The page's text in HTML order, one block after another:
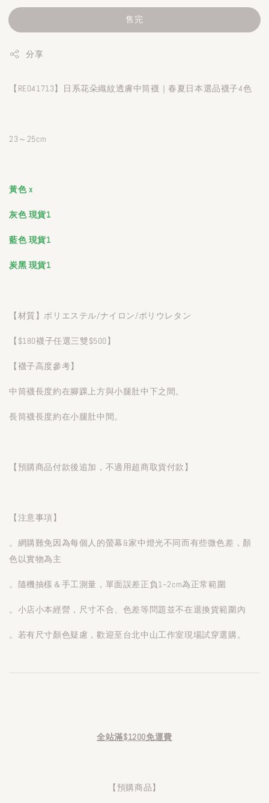
售完
分享
【RE041713】日系花朵織紋透膚中筒襪｜春夏日本選品襪子4色
23～25cm
黃色 x
灰色 現貨1
藍色 現貨1
炭黑 現貨1
【材質】ポリエステル/ナイロン/ポリウレタン
【$180襪子任選三雙$500】
【襪子高度參考】
中筒襪長度約在腳踝上方與小腿肚中下之間。
長筒襪長度約在小腿肚中間。
【預購商品付款後追加，不適用超商取貨付款】
【注意事項】
。網購難免因為每個人的螢幕&家中燈光不同而有些微色差，顏
色以實物為主
。隨機抽樣＆手工測量，單面誤差正負1~2cm為正常範圍
。小店小本經營，尺寸不合、色差等問題並不在退換貨範圍內
。若有尺寸顏色疑慮，歡迎至台北中山工作室現場試穿選購。
全站滿$1200免運費
【預購商品】